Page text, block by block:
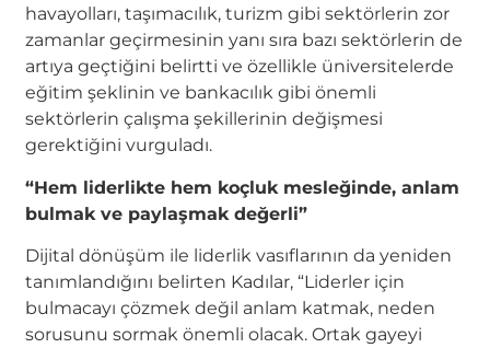
havayolları, taşımacılık, turizm gibi sektörlerin zor
zamanlar geçirmesinin yanı sıra bazı sektörlerin de
artıya geçtiğini belirtti ve özellikle üniversitelerde
eğitim şeklinin ve bankacılık gibi önemli
sektörlerin çalışma şekillerinin değişmesi
gerektiğini vurguladı.
“Hem liderlikte hem koçluk mesleğinde, anlam
bulmak ve paylaşmak değerli”
Dijital dönüşüm ile liderlik vasıflarının da yeniden
tanımlandığını belirten Kadılar, “Liderler için
bulmacayı çözmek değil anlam katmak, neden
sorusunu sormak önemli olacak. Ortak gayeyi